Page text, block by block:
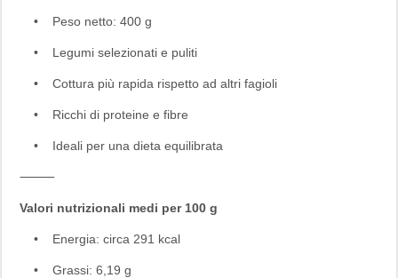
• Peso netto: 400 g
• Legumi selezionati e puliti
• Cottura più rapida rispetto ad altri fagioli
• Ricchi di proteine e fibre
• Ideali per una dieta equilibrata
⸻
Valori nutrizionali medi per 100 g
• Energia: circa 291 kcal
• Grassi: 6,19 g